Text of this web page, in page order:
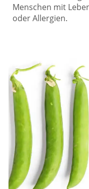
Menschen mit
oder Allergien.